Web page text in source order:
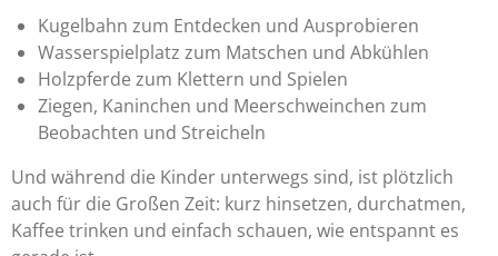
Kugelbahn zum Entdecken und Ausprobieren
Wasserspielplatz zum Matschen und Abkühlen
Holzpferde zum Klettern und Spielen
Ziegen, Kaninchen und Meerschweinchen zum
Beobachten und Streicheln
Und während die Kinder unterwegs sind, ist plötzlich
auch für die Großen Zeit: kurz hinsetzen, durchatmen,
Kaffee trinken und einfach schauen, wie entspannt es